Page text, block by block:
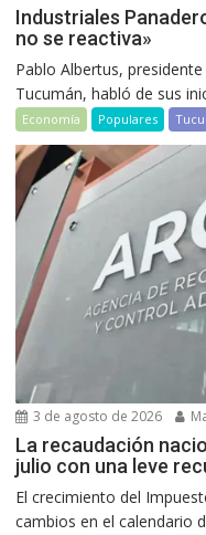
Industriales
no se reactiva»
Pablo Albertus,
Tucumán, habló de sus
Economía Populares
3 de agosto de 2026
La recaudación
julio con una leve
El crecimiento del
cambios en el calendario